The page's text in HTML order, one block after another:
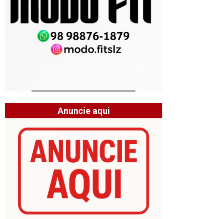
Anuncie aqui